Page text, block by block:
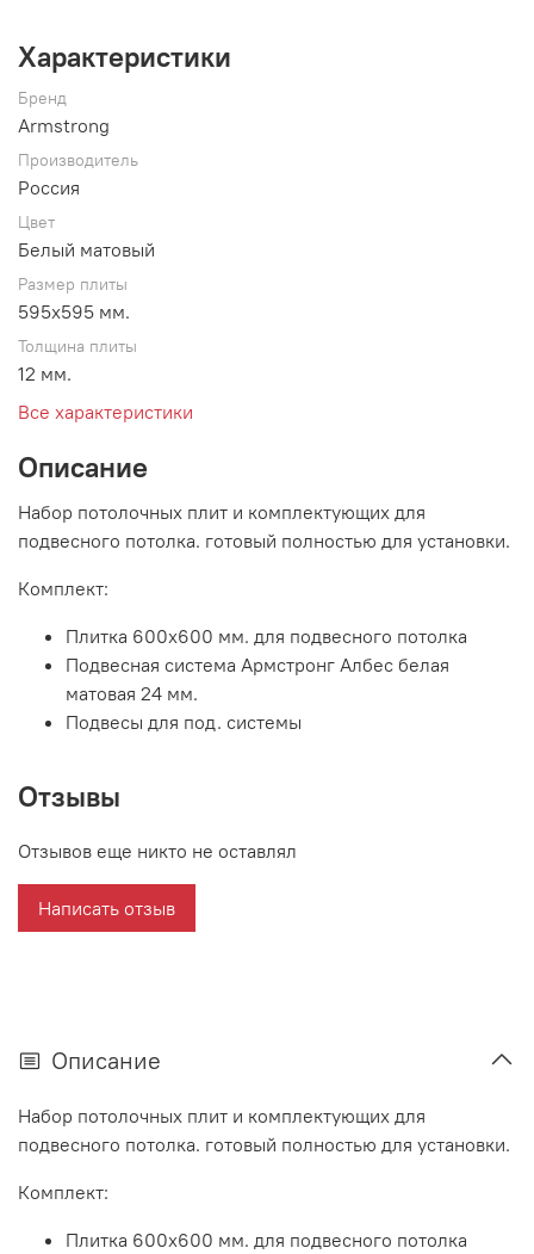
Характеристики
Бренд
Armstrong
Производитель
Россия
Цвет
Белый матовый
Размер плиты
595х595 мм.
Толщина плиты
12 мм.
Все характеристики
Описание
Набор потолочных плит и комплектующих для
подвесного потолка. готовый полностью для установки.
Комплект:
Плитка 600х600 мм. для подвесного потолка
Подвесная система Армстронг Албес белая
матовая 24 мм.
Подвесы для под. системы
Отзывы
Отзывов еще никто не оставлял
Написать отзыв
Описание
Набор потолочных плит и комплектующих для
подвесного потолка. готовый полностью для установки.
Комплект:
Плитка 600х600 мм. для подвесного потолка